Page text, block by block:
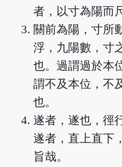
者，以寸為陽而
關前為陽，寸所
浮，九陽數，寸
也。過謂過於本
謂不及本位，不
也。
遂者，遂也，徑
遂者，直上直下
旨哉。